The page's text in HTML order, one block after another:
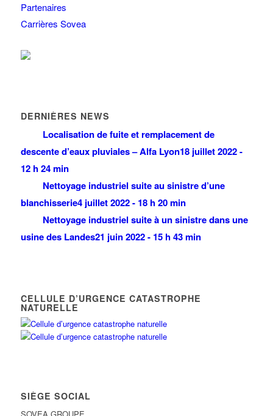
Partenaires
Carrières Sovea
DERNIÈRES NEWS
Localisation de fuite et remplacement de
descente d’eaux pluviales – Alfa Lyon18 juillet 2022 -
12 h 24 min
Nettoyage industriel suite au sinistre d’une
blanchisserie4 juillet 2022 - 18 h 20 min
Nettoyage industriel suite à un sinistre dans une
usine des Landes21 juin 2022 - 15 h 43 min
CELLULE D’URGENCE CATASTROPHE
NATURELLE
SIÈGE SOCIAL